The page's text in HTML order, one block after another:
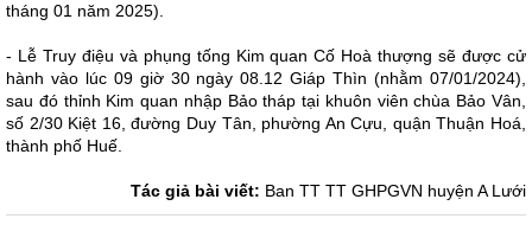
tháng 01 năm 2025).
- Lễ Truy điệu và phụng tống Kim quan Cố Hoà thượng sẽ được cử
hành vào lúc 09 giờ 30 ngày 08.12 Giáp Thìn (nhằm 07/01/2024),
sau đó thỉnh Kim quan nhập Bảo tháp tại khuôn viên chùa Bảo Vân,
số 2/30 Kiệt 16, đường Duy Tân, phường An Cựu, quận Thuận Hoá,
thành phố Huế.
Tác giả bài viết: Ban TT TT GHPGVN huyện A Lưới